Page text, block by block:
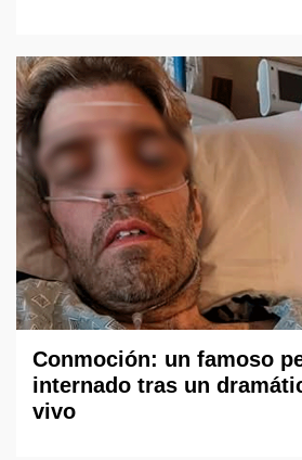
Conmoción: un famoso
internado tras un
vivo